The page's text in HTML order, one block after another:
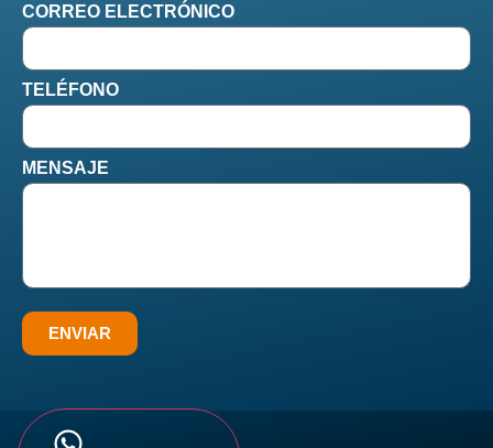
CORREO ELECTRÓNICO
TELÉFONO
MENSAJE
ENVIAR